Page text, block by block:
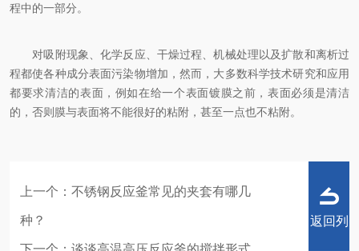
程中的一部分。
对吸附现象、化学反应、干燥过程、机械处理以及扩散和离析过
程都使各种成分表面污染物增加，然而，大多数科学技术研究和应用
都要求清洁的表面，例如在给一个表面镀膜之前，表面必须是清洁
的，否则膜与表面将不能很好的粘附，甚至一点也不粘附。
上一个： 不锈钢反应釜常见的夹套有哪几
种？ 返回列